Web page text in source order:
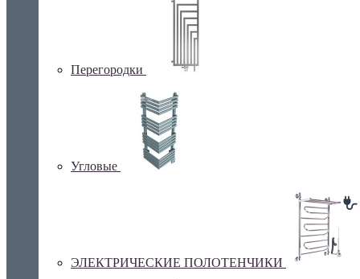
Перегородки
Угловые
ЭЛЕКТРИЧЕСКИЕ ПОЛОТЕНЧИКИ